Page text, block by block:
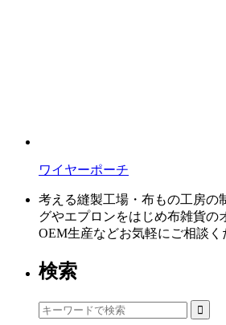
ワイヤーポーチ
考える縫製工場・布もの工房の
グやエプロンをはじめ布雑貨の
OEM生産などお気軽にご相談く
検索